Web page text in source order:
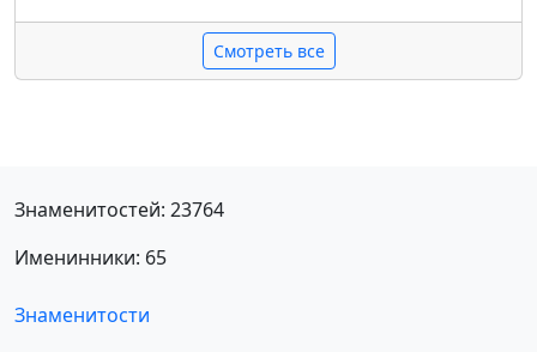
Смотреть все
Знаменитостей: 23764
Именинники: 65
Знаменитости